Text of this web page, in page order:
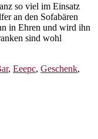
so viel im Einsatz
an den Sofabären
in Ehren und wird ihn
sind wohl
, Eeepc, Geschenk,